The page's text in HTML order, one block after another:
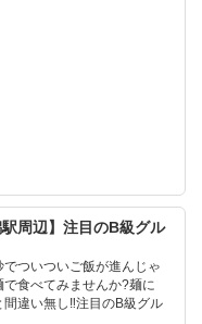
周辺】注目のB級グル
ついついご飯が進んじゃ
食べてみませんか?麺に
違い無し‼︎注目のB級グル